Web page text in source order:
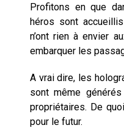
Profitons en que
héros sont
n’ont rien à envier
embarquer les
A vrai dire, les
sont même
propriétaires. De
pour le futur.